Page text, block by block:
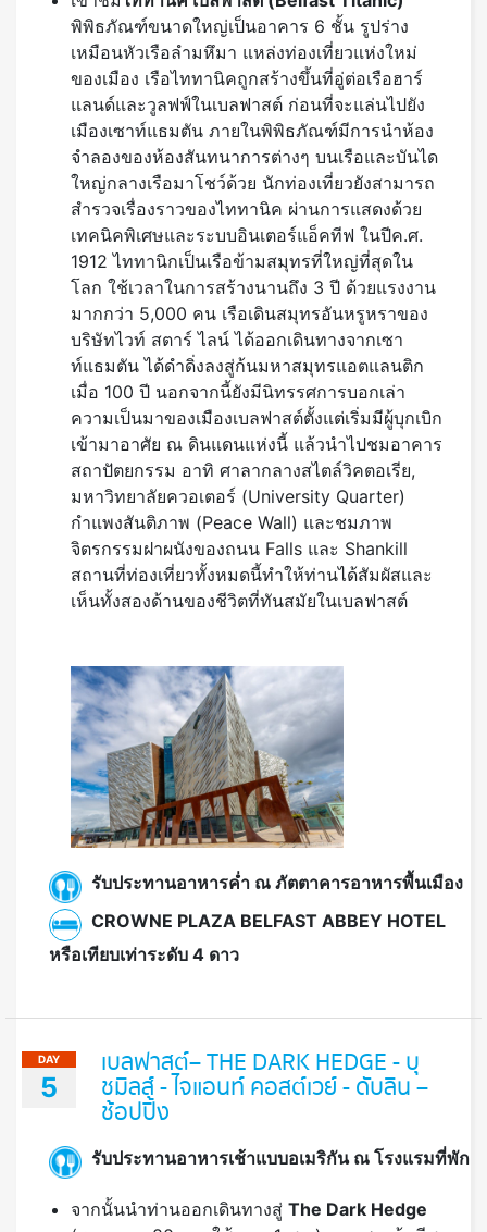
พิพิธภัณฑ์ขนาดใหญ่เป็นอาคาร 6 ชั้น รูปร่าง
เหมือนหัวเรือลำมหึมา แหล่งท่องเที่ยวแห่งใหม่
ของเมือง เรือไททานิคถูกสร้างขึ้นที่อู่ต่อเรือฮาร์
แลนด์และวูลฟฟ์ในเบลฟาสต์ ก่อนที่จะแล่นไปยัง
เมืองเซาท์แธมตัน ภายในพิพิธภัณฑ์มีการนำห้อง
จำลองของห้องสันทนาการต่างๆ บนเรือและบันได
ใหญ่กลางเรือมาโชว์ด้วย นักท่องเที่ยวยังสามารถ
สำรวจเรื่องราวของไททานิค ผ่านการแสดงด้วย
เทคนิคพิเศษและระบบอินเตอร์แอ็คทีฟ ในปีค.ศ.
1912 ไททานิกเป็นเรือข้ามสมุทรที่ใหญ่ที่สุดใน
โลก ใช้เวลาในการสร้างนานถึง 3 ปี ด้วยแรงงาน
มากกว่า 5,000 คน เรือเดินสมุทรอันหรูหราของ
บริษัทไวท์ สตาร์ ไลน์ ได้ออกเดินทางจากเซา
ท์แธมตัน ได้ดำดิ่งลงสู่ก้นมหาสมุทรแอตแลนติก
เมื่อ 100 ปี นอกจากนี้ยังมีนิทรรศการบอกเล่า
ความเป็นมาของเมืองเบลฟาสต์ตั้งแต่เริ่มมีผู้บุกเบิก
เข้ามาอาศัย ณ ดินแดนแห่งนี้ แล้วนำไปชมอาคาร
สถาปัตยกรรม อาทิ ศาลากลางสไตล์วิคตอเรีย,
มหาวิทยาลัยควอเตอร์ (University Quarter)
กำแพงสันติภาพ (Peace Wall) และชมภาพ
จิตรกรรมฝาผนังของถนน Falls และ Shankill
สถานที่ท่องเที่ยวทั้งหมดนี้ทำให้ท่านได้สัมผัสและ
เห็นทั้งสองด้านของชีวิตที่ทันสมัยในเบลฟาสต์
รับประทานอาหารค่ำ ณ ภัตตาคารอาหารพื้นเมือง
CROWNE PLAZA BELFAST ABBEY HOTEL
หรือเทียบเท่าระดับ 4 ดาว
DAY
5
เบลฟาสต์– THE DARK HEDGE - บุ
ชมิลส์ - ไจแอนท์ คอสต์เวย์ - ดับลิน –
ช้อปปิ้ง
รับประทานอาหารเช้าแบบอเมริกัน ณ โรงแรมที่พัก
จากนั้นนำท่านออกเดินทางสู่ The Dark Hedge